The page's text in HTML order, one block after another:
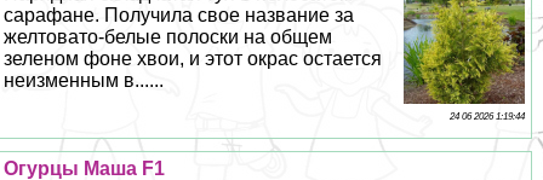
сарафане. Получила свое название за
желтовато-белые полоски на общем
зеленом фоне хвои, и этот окрас остается
неизменным в......
24 06 2026 1:19:44
Огурцы Маша F1